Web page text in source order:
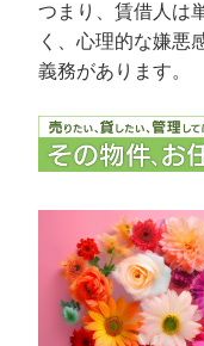
つまり、賃借人は
く、心理的な嫌悪
義務があります。